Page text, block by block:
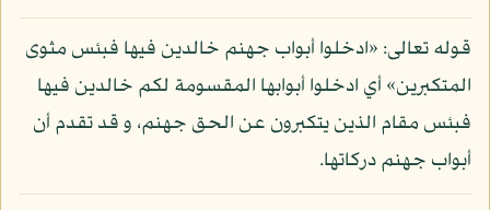
قوله تعالى: «ادخلوا أبواب جهنم خالدين فيها فبئس مثوى
المتكبرين» أي ادخلوا أبوابها المقسومة لكم خالدين فيها
فبئس مقام الذين يتكبرون عن الحق جهنم، و قد تقدم أن
أبواب جهنم دركاتها.